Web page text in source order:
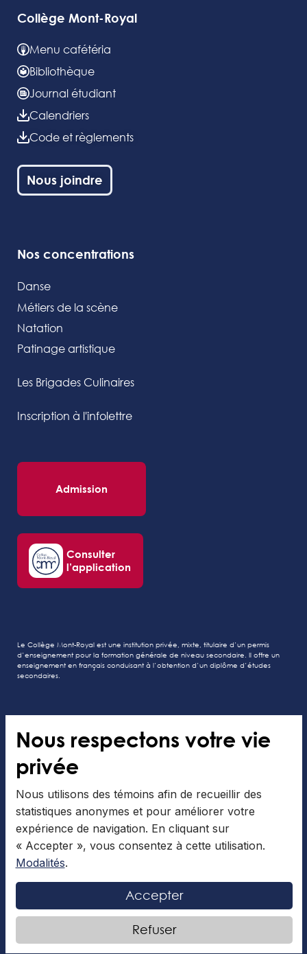
Collège Mont-Royal
Menu cafétéria
Bibliothèque
Journal étudiant
Calendriers
Code et règlements
Nous joindre
Nos concentrations
Danse
Métiers de la scène
Natation
Patinage artistique
Les Brigades Culinaires
Inscription à l'infolettre
Admission
Consulter
l’application
Le Collège Mont-Royal est une institution privée, mixte, titulaire d’un permis
d’enseignement pour la formation générale de niveau secondaire. Il offre un
enseignement en français conduisant à l’obtention d’un diplôme d’études
secondaires.
Tous droits réservés au Collège Mont-Royal
Gérer les cookies
Conçu et réalisé par
Nous respectons votre vie
privée
Nous utilisons des témoins afin de recueillir des
statistiques anonymes et pour améliorer votre
expérience de navigation. En cliquant sur
« Accepter », vous consentez à cette utilisation.
Modalités.
Accepter
Refuser